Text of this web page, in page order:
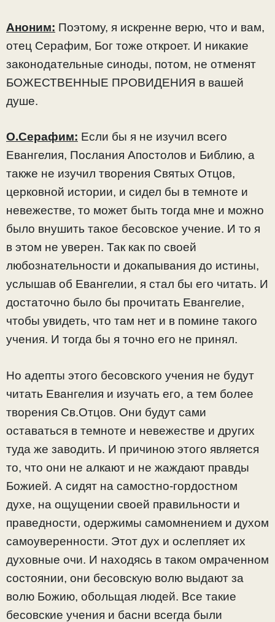
Аноним: Поэтому, я искренне верю, что и вам,
отец Серафим, Бог тоже откроет. И никакие
законодательные синоды, потом, не отменят
БОЖЕСТВЕННЫЕ ПРОВИДЕНИЯ в вашей
душе.
О.Серафим: Если бы я не изучил всего
Евангелия, Послания Апостолов и Библию, а
также не изучил творения Святых Отцов,
церковной истории, и сидел бы в темноте и
невежестве, то может быть тогда мне и можно
было внушить такое бесовское учение. И то я
в этом не уверен. Так как по своей
любознательности и докапывания до истины,
услышав об Евангелии, я стал бы его читать. И
достаточно было бы прочитать Евангелие,
чтобы увидеть, что там нет и в помине такого
учения. И тогда бы я точно его не принял.
Но адепты этого бесовского учения не будут
читать Евангелия и изучать его, а тем более
творения Св.Отцов. Они будут сами
оставаться в темноте и невежестве и других
туда же заводить. И причиною этого является
то, что они не алкают и не жаждают правды
Божией. А сидят на самостно-гордостном
духе, на ощущении своей правильности и
праведности, одержимы самомнением и духом
самоуверенности. Этот дух и ослепляет их
духовные очи. И находясь в таком омраченном
состоянии, они бесовскую волю выдают за
волю Божию, обольщая людей. Все такие
бесовские учения и басни всегда были